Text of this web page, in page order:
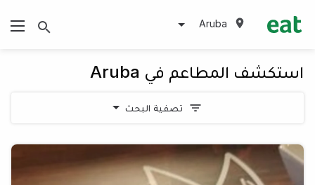
Aruba
استكشف المطاعم في Aruba
تصفية البحث